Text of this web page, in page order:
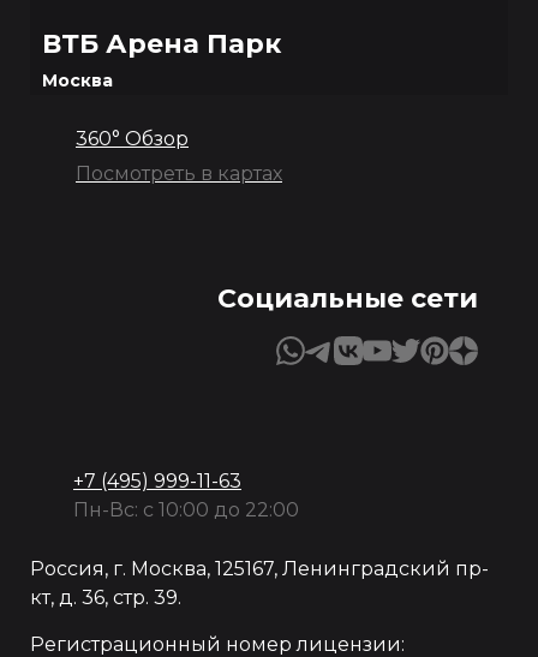
ВТБ Арена Парк
Москва
360° Обзор
Посмотреть в картах
Социальные сети
+7 (495) 999-11-63
Пн-Вс: с 10:00 до 22:00
Россия, г. Москва, 125167, Ленинградский пр-
кт, д. 36, стр. 39.
Регистрационный номер лицензии: